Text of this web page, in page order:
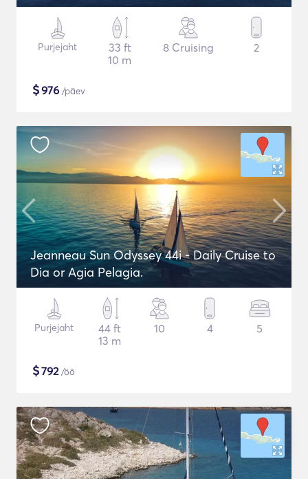
Purjejaht
33 ft
10 m
8 Cruising 2
$976 /päev
Jeanneau Sun Odyssey 44i - Daily Cruise to
Dia or Agia Pelagia.
Purjejaht
44 ft
13 m
10 4 5
$792/öö